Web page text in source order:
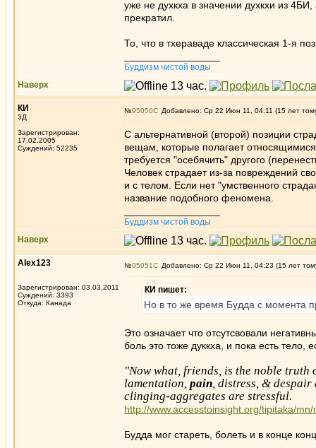
уже не духкха в значении духкхи из
прекратил.
То, что в тхераваде классическая 1-я
Буддизм чистой воды
Наверх
КИ
3Д
Зарегистрирован:
17.02.2005
Суждений: 52235
№95050 Добавлено: Ср 22 Июн 11, 04:11 (15 лет
С альтернативной (второй) позиции
вещам, которые полагает
требуется "осебячить" другого
Человек страдает из-за повреждений
и с телом. Если нет "умственного
название подобного феномена.
Буддизм чистой воды
Наверх
Alex123
Зарегистрирован: 03.03.2011
Суждений: 3393
Откуда: Канада
№95051 Добавлено: Ср 22 Июн 11, 04:23 (15 лет
КИ пишет:
Но в то же время Будда с момента
Это означает что отсутсвовали
боль это тоже дуккха, и пока есть тело,
"Now what, friends, is the noble truth
lamentation, pain, distress, &
clinging-aggregates are stressful.
http://www.accesstoinsight.org/tipitaka/
Будда мог стареть, болеть и в конце